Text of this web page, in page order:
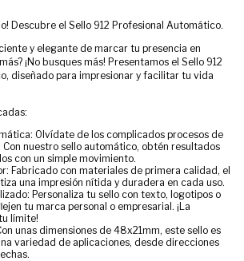
Descubre el Sello 912 Profesional Automático.
y elegante de marcar tu presencia en
¡No busques más! Presentamos el Sello 912
diseñado para impresionar y facilitar tu vida
Olvídate de los complicados procesos de
Con nuestro sello automático, obtén resultados
con un simple movimiento.
Fabricado con materiales de primera calidad, el
una impresión nítida y duradera en cada uso.
Personaliza tu sello con texto, logotipos o
tu marca personal o empresarial. ¡La
límite!
unas dimensiones de 48x21mm, este sello es
variedad de aplicaciones, desde direcciones